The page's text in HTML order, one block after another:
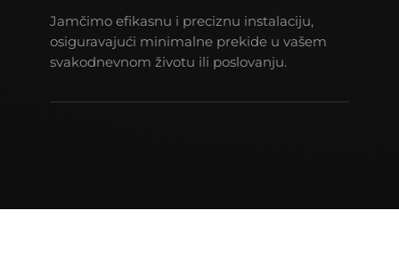
Jamčimo efikasnu i preciznu instalaciju,
osiguravajući minimalne prekide u vašem
svakodnevnom životu ili poslovanju.